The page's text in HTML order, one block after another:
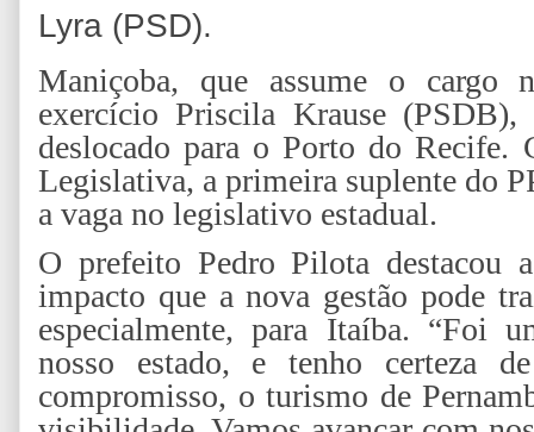
Lyra (PSD).
Maniçoba, que assume o cargo
exercício Priscila Krause
deslocado para o Porto do Recife.
Legislativa, a primeira suplente do
a vaga no legislativo estadual.
O prefeito Pedro Pilota destacou
impacto que a nova gestão pode
especialmente, para Itaíba. “Foi
nosso estado, e tenho certeza
compromisso, o turismo de